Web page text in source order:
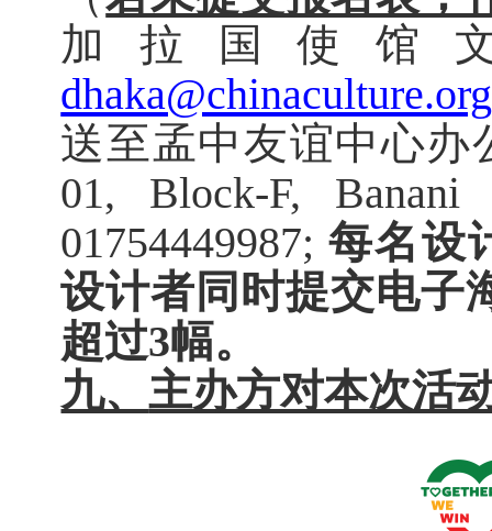
加拉国使馆
dhaka@chinaculture.org
送至孟中友谊中心办
01, Block-F, Banani
01754449987; 每名设
设计者同时提交电子
超过3幅。
九、主办方对本次活